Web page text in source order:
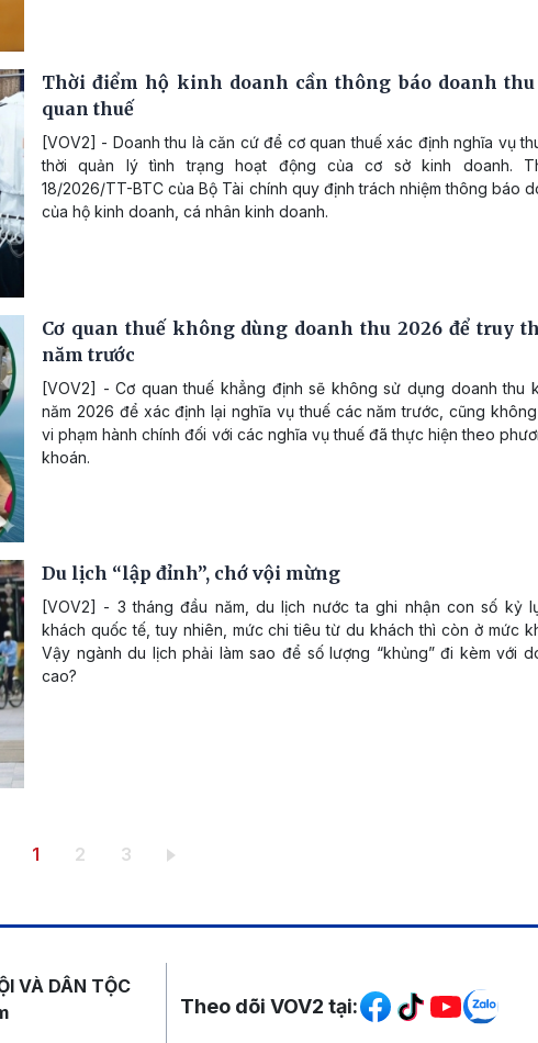
Thời điểm hộ kinh doanh cần thông báo doanh
quan thuế
[VOV2] - Doanh thu là căn cứ để cơ quan thuế xác định nghĩa vụ
thời quản lý tình trạng hoạt động của cơ sở kinh doanh.
18/2026/TT-BTC của Bộ Tài chính quy định trách nhiệm thông báo
của hộ kinh doanh, cá nhân kinh doanh.
Cơ quan thuế không dùng doanh thu 2026 để truy
năm trước
[VOV2] - Cơ quan thuế khẳng định sẽ không sử dụng doanh thu
năm 2026 để xác định lại nghĩa vụ thuế các năm trước, cũng
vi phạm hành chính đối với các nghĩa vụ thuế đã thực hiện theo
khoán.
Du lịch “lập đỉnh”, chớ vội mừng
[VOV2] - 3 tháng đầu năm, du lịch nước ta ghi nhận con số kỷ
khách quốc tế, tuy nhiên, mức chi tiêu từ du khách thì còn ở mức
Vậy ngành du lịch phải làm sao để số lượng “khủng” đi kèm với
cao?
Trang hiện thời
1 Trang
2 Trang
3
VÀ DÂN TỘC
Mạng xã hội
Theo dõi VOV2 tại: